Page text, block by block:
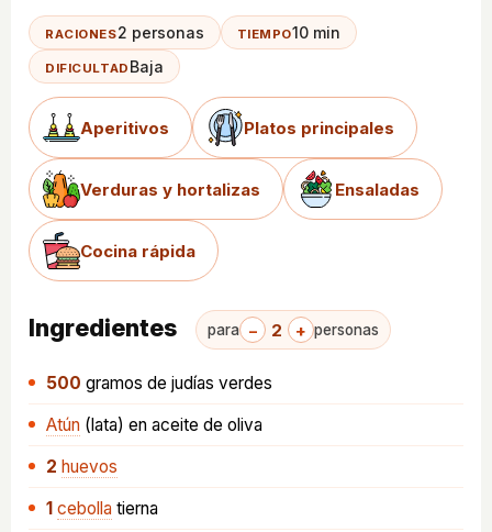
RACIONES2 personas TIEMPO10 min
DIFICULTAD Baja
Aperitivos Platos principales
Verduras y hortalizas Ensaladas
Cocina rápida
Ingredientes para − 2 + personas
500 gramos de judías verdes
Atún (lata) en aceite de oliva
2 huevos
1 cebolla tierna